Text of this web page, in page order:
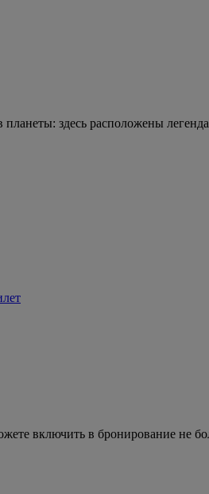
здесь расположены
включить в бронирование не